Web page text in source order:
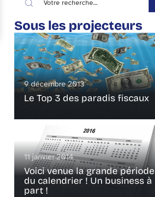
Sous les projecteurs
9 décembre 2013
Le Top 3 des paradis fiscaux
11 janvier 2014
Voici venue la grande période
du calendrier ! Un business à
part !